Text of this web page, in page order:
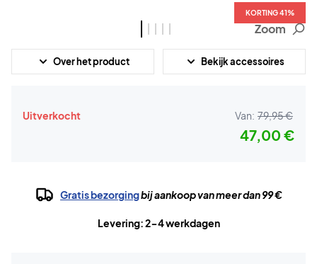
KORTING 41%
KORTING 41%
KORTING 41%
KORTING 41%
KORTING 41%
Zoom
Over het product Bekijk accessoires
Uitverkocht Van: 79,95 €
47,00 €
Gratis bezorgingbij aankoop van meer dan 99 €
Levering: 2-4 werkdagen